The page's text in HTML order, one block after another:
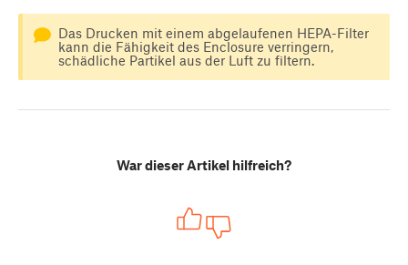
Das Drucken mit einem abgelaufenen HEPA-Filter
kann die Fähigkeit des Enclosure verringern,
schädliche Partikel aus der Luft zu filtern.
War dieser Artikel hilfreich?